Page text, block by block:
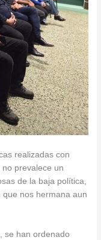
realizadas con
prevalece un
de la baja política,
nos hermana aun
se han ordenado